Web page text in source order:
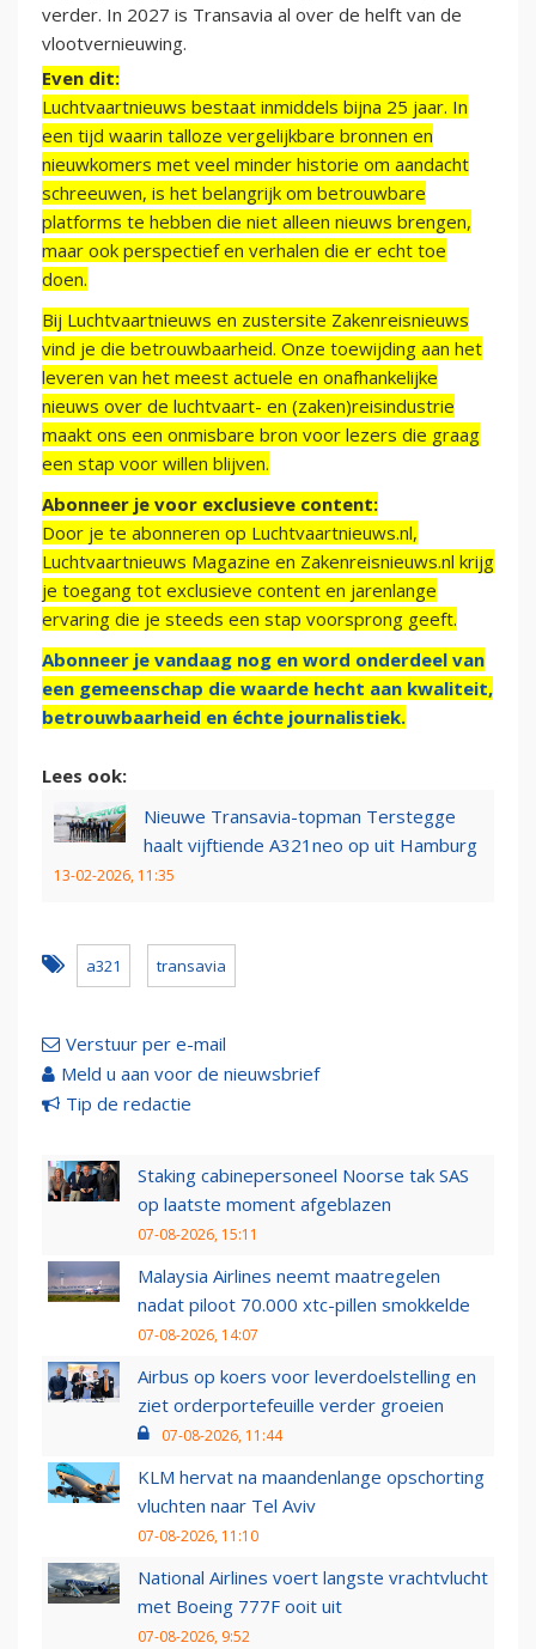
verder. In 2027 is Transavia al over de helft van de
vlootvernieuwing.
Even dit:
Luchtvaartnieuws bestaat inmiddels bijna 25 jaar. In
een tijd waarin talloze vergelijkbare bronnen en
nieuwkomers met veel minder historie om aandacht
schreeuwen, is het belangrijk om betrouwbare
platforms te hebben die niet alleen nieuws brengen,
maar ook perspectief en verhalen die er echt toe
doen.
Bij Luchtvaartnieuws en zustersite Zakenreisnieuws
vind je die betrouwbaarheid. Onze toewijding aan het
leveren van het meest actuele en onafhankelijke
nieuws over de luchtvaart- en (zaken)reisindustrie
maakt ons een onmisbare bron voor lezers die graag
een stap voor willen blijven.
Abonneer je voor exclusieve content:
Door je te abonneren op Luchtvaartnieuws.nl,
Luchtvaartnieuws Magazine en Zakenreisnieuws.nl krijg
je toegang tot exclusieve content en jarenlange
ervaring die je steeds een stap voorsprong geeft.
Abonneer je vandaag nog en word onderdeel van
een gemeenschap die waarde hecht aan kwaliteit,
betrouwbaarheid en échte journalistiek.
Lees ook:
Nieuwe Transavia-topman Terstegge
haalt vijftiende A321neo op uit Hamburg
13-02-2026, 11:35
a321 transavia
Verstuur per e-mail
Meld u aan voor de nieuwsbrief
Tip de redactie
Staking cabinepersoneel Noorse tak SAS
op laatste moment afgeblazen
07-08-2026, 15:11
Malaysia Airlines neemt maatregelen
nadat piloot 70.000 xtc-pillen smokkelde
07-08-2026, 14:07
Airbus op koers voor leverdoelstelling en
ziet orderportefeuille verder groeien
07-08-2026, 11:44
KLM hervat na maandenlange opschorting
vluchten naar Tel Aviv
07-08-2026, 11:10
National Airlines voert langste vrachtvlucht
met Boeing 777F ooit uit
07-08-2026, 9:52